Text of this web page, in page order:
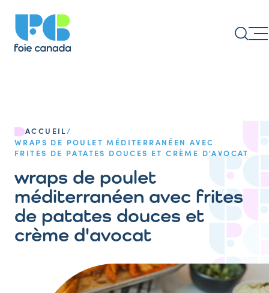
ACCUEIL /
WRAPS DE POULET MÉDITERRANÉEN AVEC
FRITES DE PATATES DOUCES ET CRÈME D'AVOCAT
wraps de poulet
méditerranéen avec frites
de patates douces et
crème d'avocat